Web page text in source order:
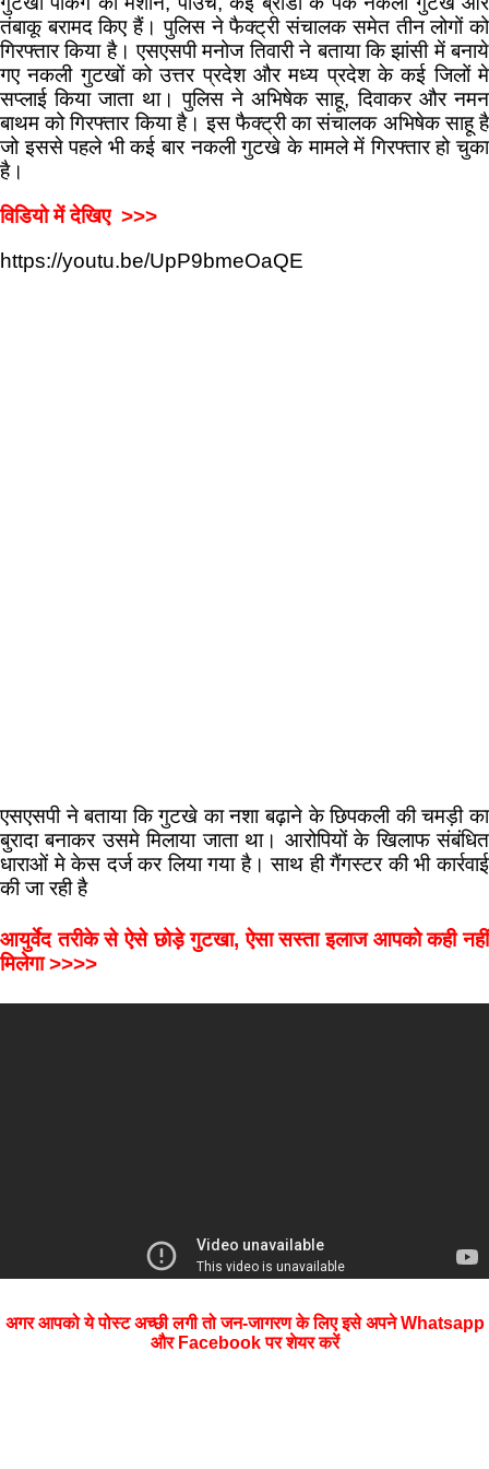
तंबाकू बरामद किए हैं। पुलिस ने फैक्ट्री संचालक समेत तीन लोगों को
गिरफ्तार किया है। एसएसपी मनोज तिवारी ने बताया कि झांसी में बनाये
गए नकली गुटखों को उत्तर प्रदेश और मध्य प्रदेश के कई जिलों मे
सप्लाई किया जाता था। पुलिस ने अभिषेक साहू, दिवाकर और नमन
बाथम को गिरफ्तार किया है। इस फैक्ट्री का संचालक अभिषेक साहू है
जो इससे पहले भी कई बार नकली गुटखे के मामले में गिरफ्तार हो चुका
है।
विडियो में देखिए >>>
https://youtu.be/UpP9bmeOaQE
एसएसपी ने बताया कि गुटखे का नशा बढ़ाने के छिपकली की चमड़ी का
बुरादा बनाकर उसमे मिलाया जाता था। आरोपियों के खिलाफ संबंधित
धाराओं मे केस दर्ज कर लिया गया है। साथ ही गैंगस्टर की भी कार्रवाई
की जा रही है
आयुर्वेद तरीके से ऐसे छोड़े गुटखा, ऐसा सस्ता इलाज आपको कही नहीं
मिलेगा >>>>
अगर आपको ये पोस्ट अच्छी लगी तो जन-जागरण के लिए इसे अपने Whatsapp
और Facebook पर शेयर करें